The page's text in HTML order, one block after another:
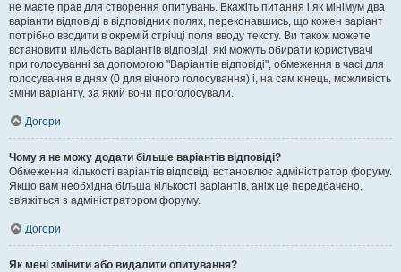
не маєте прав для створення опитувань. Вкажіть питання і як мінімум два
варіанти відповіді в відповідних полях, переконавшись, що кожен варіант
потрібно вводити в окремій стрічці поля вводу тексту. Ви також можете
встановити кількість варіантів відповіді, які можуть обирати користувачі
при голосуванні за допомогою "Варіантів відповіді", обмеження в часі для
голосування в днях (0 для вічного голосування) і, на сам кінець, можливість
зміни варіанту, за який вони проголосували.
Догори
Чому я не можу додати більше варіантів відповіді?
Обмеження кількості варіантів відповіді встановлює адміністратор форуму.
Якщо вам необхідна більша кількості варіантів, аніж це передбачено,
зв'яжіться з адміністратором форуму.
Догори
Як мені змінити або видалити опитування?